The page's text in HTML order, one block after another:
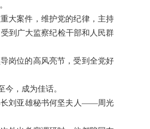
大案件，维护党的纪律，主持
到广大监察纪检干部和人民群
岗位的高风亮节，受到全党好
，成为佳话。
长刘亚雄秘书何坚夫人——周光